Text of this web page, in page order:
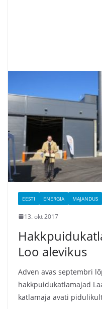
EESTI ENERGIA MAJANDUS
13. okt 2017
Loo alevikus
Adven avas septembri
hakkpuidukatlamajad
katlamaja avati